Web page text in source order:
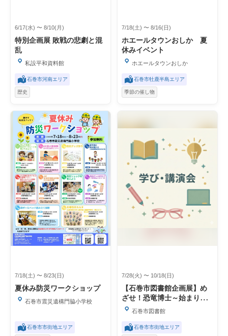
6/17(水) 〜 8/10(月)
特別企画展 敗戦の悲劇と混
乱
私設平和資料館
石巻市河南エリア
歴史
7/18(土) 〜 8/16(日)
ホエールタウンおしか 夏
休みイベント
ホエールタウンおしか
石巻市牡鹿半島エリア
季節の催し物
7/18(土) 〜 8/23(日)
夏休み防災ワークショップ
石巻市震災遺構門脇小学校
石巻市市街地エリア
7/28(火) 〜 10/18(日)
【石巻市図書館企画展】め
ざせ！恐竜博士～始まりは
石巻の海～
石巻市図書館
石巻市市街地エリア